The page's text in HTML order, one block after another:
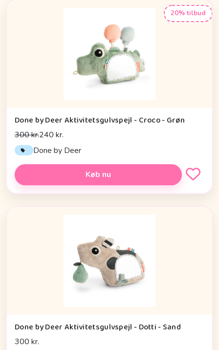
20% tilbud
Done by Deer Aktivitetsgulvspejl - Croco - Grøn
300 kr.240 kr.
Done by Deer
Køb nu
Done by Deer Aktivitetsgulvspejl - Dotti - Sand
300 kr.